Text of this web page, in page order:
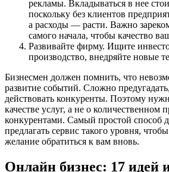
рекламы. Вкладываться в нее
поскольку без клиентов
а расходы — расти. Важно
самого начала, чтобы качество
Развивайте фирму. Ищите
производство, внедряйте новые
Бизнесмен должен помнить, что
развитие событий. Сложно
действовать конкуренты. Поэтому
качестве услуг, а не о количественном
конкурентами. Самый простой способ
предлагать сервис такого уровня,
желание обратиться к вам вновь.
Онлайн бизнес: 17 идей